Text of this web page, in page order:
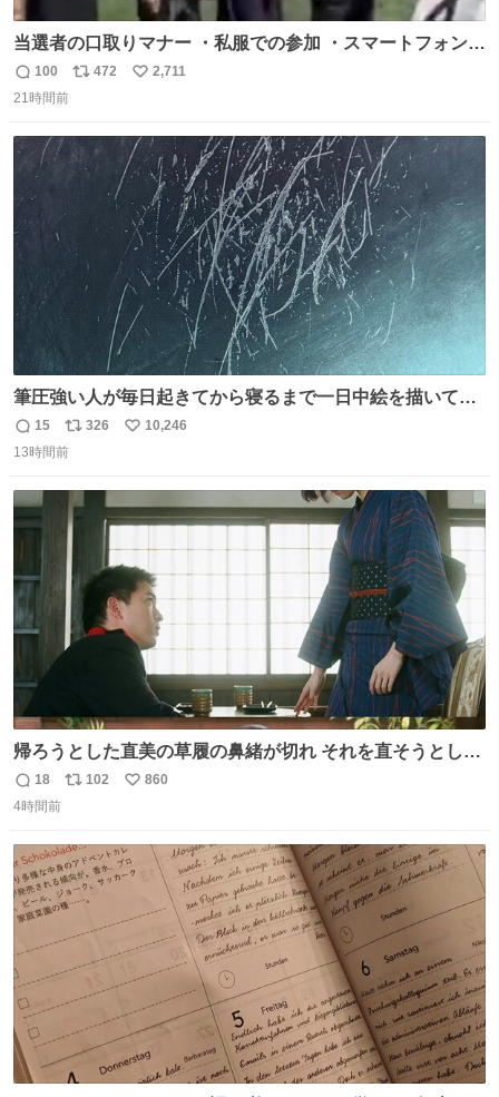
当選者の口取りマナー ・私服での参加 ・スマートフォンで
の撮影 ・調教師へ自分から握手を求める行為 ・シャツをズ
ボンにインしていない服装 ・ボディーバッグの着用 私も口
ほしい #DMMバヌーシ
返
信
100
リ
ト
数
472
い
数
2,711
21時間前
筆圧強い人が毎日起きてから寝るまで一日中絵を描いてる
とこうなる。 異常事態です。
返
信
15
リ
ポ
ト
数
326
い
数
10,246
13時間前
帰ろうとした直美の草履の鼻緒が切れ それを直そうとした
小川がさらに壊し…… 結果、直美をおんぶして送ることに
なりました。 👇鼻緒はいつも恋のキューピッド？
薫る 上坂樹里 甲斐翔真
返
信
18
リ
ト
数
102
い
数
860
4時間前